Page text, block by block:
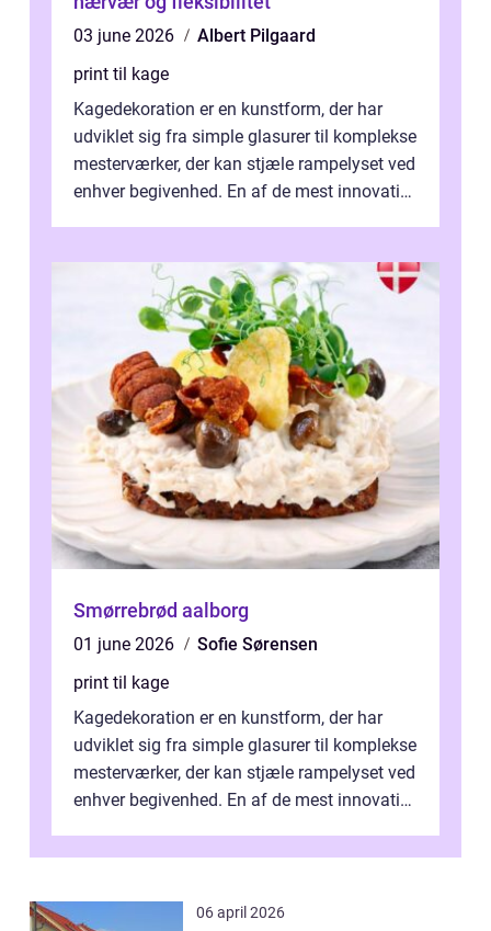
03 june 2026
Albert Pilgaard
print til kage
Kagedekoration er en kunstform, der har
udviklet sig fra simple glasurer til komplekse
mesterværker, der kan stjæle rampelyset ved
enhver begivenhed. En af de mest innovative
Smørrebrød aalborg
01 june 2026
Sofie Sørensen
print til kage
Kagedekoration er en kunstform, der har
udviklet sig fra simple glasurer til komplekse
mesterværker, der kan stjæle rampelyset ved
enhver begivenhed. En af de mest innovative
06 april 2026